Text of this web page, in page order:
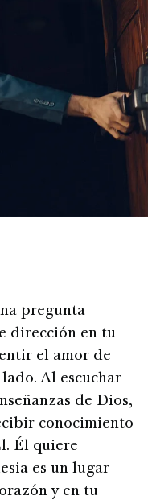
pregunta
dirección en tu
el amor de
Al escuchar
de Dios,
conocimiento
Él quiere
es un lugar
y en tu